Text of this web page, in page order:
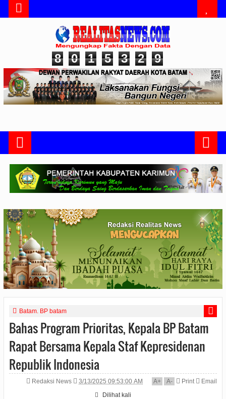
8 0 1 5 3 2 9
Batam. BP batam
Bahas Program Prioritas, Kepala BP Batam
Rapat Bersama Kepala Staf Kepresidenan
Republik Indonesia
Redaksi News 3/13/2025 09:53:00 AM A+ A- Print
Email
Dilihat kali